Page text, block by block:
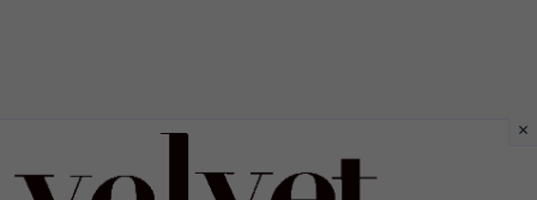
×